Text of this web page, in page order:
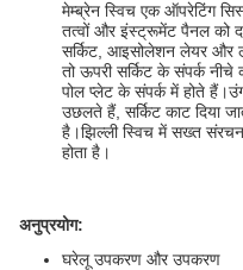
मेम्ब्रेन स्विच एक ऑपरेटिंग
तत्वों और इंस्ट्रूमेंट पैनल को
सर्किट, आइसोलेशन लेयर और
तो ऊपरी सर्किट के संपर्क
पोल प्लेट के संपर्क में होते
उछलते हैं, सर्किट काट दिया
है।झिल्ली स्विच में सख्त
होता है।
अनुप्रयोग:
घरेलू उपकरण और उपकरण